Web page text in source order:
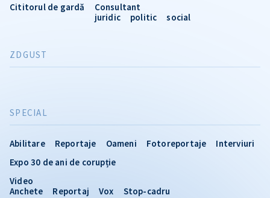
SPECIAL
Abilitare Reportaje Oameni Fotoreportaje
Interviuri
Expo 30 de ani de corupție
Video
Anchete
Reportaj Vox Stop-cadru
Cititorul de gardă
Consultant
juridic
politic social
ZDGUST